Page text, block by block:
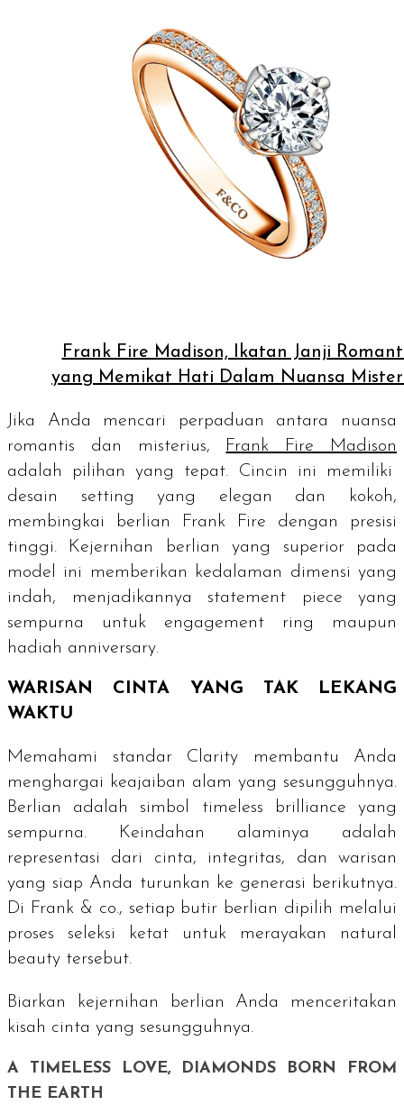
Frank Fire Madison, Ikatan Janji
yang Memikat Hati Dalam Nuansa
Jika Anda mencari perpaduan antara nuansa
romantis dan misterius, Frank Fire Madison
adalah pilihan yang tepat. Cincin ini memiliki
desain setting yang elegan dan kokoh,
membingkai berlian Frank Fire dengan presisi
tinggi. Kejernihan berlian yang superior pada
model ini memberikan kedalaman dimensi yang
indah, menjadikannya statement piece yang
sempurna untuk engagement ring maupun
hadiah anniversary.
WARISAN CINTA YANG TAK LEKANG
WAKTU
Memahami standar Clarity membantu Anda
menghargai keajaiban alam yang sesungguhnya.
Berlian adalah simbol timeless brilliance yang
sempurna. Keindahan alaminya adalah
representasi dari cinta, integritas, dan warisan
yang siap Anda turunkan ke generasi berikutnya.
Di Frank & co., setiap butir berlian dipilih melalui
proses seleksi ketat untuk merayakan natural
beauty tersebut.
Biarkan kejernihan berlian Anda menceritakan
kisah cinta yang sesungguhnya.
A TIMELESS LOVE, DIAMONDS BORN FROM
THE EARTH